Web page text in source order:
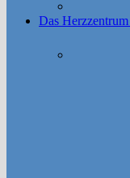
Das Herzzentrum